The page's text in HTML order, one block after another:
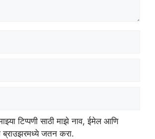
टिप्पणी साठी माझे नाव, ईमेल आणि
जतन करा.